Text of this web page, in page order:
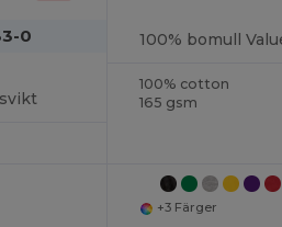
0
100% cotton
165 gsm
+3 Färger